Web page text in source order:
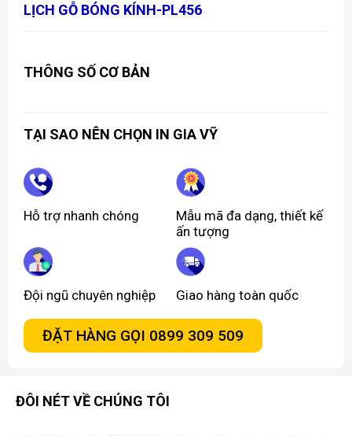
LỊCH GỖ BÓNG KÍNH-PL456
THÔNG SỐ CƠ BẢN
TẠI SAO NÊN CHỌN IN GIA VỸ
Hỗ trợ nhanh chóng
Mẫu mã đa dạng, thiết kế
ấn tượng
Đội ngũ chuyên nghiệp Giao hàng toàn quốc
ĐẶT HÀNG GỌI 0899 309 509
ĐÔI NÉT VỀ CHÚNG TÔI